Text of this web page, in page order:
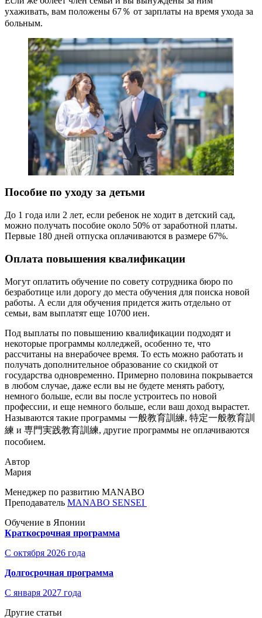
ухаживать, вам положены 67％ от зарплаты на время ухода за
больным.
Пособие по уходу за детьми
До 1 года или 2 лет, если ребенок не ходит в детский сад,
можно получать пособие около 50% от заработной платы.
Первые 180 дней отпуска оплачиваются в размере 67%.
Оплата повышения квалификации
Могут оплатить обучение по совету сотрудника бюро по
безработице или дорогу до места обучения для поиска новой
работы. А если для обучения придется жить отдельно от
семьи, вам выплатят еще 10700 иен.
Под выплаты по повышению квалификации подходят и
некоторые программы колледжей, особенно те, что
рассчитаны на внерабочее время. То есть можно работать и
получать дополнительное образование со скидкой от
государства одновременно. Примерно половина покрывается
в любом случае, даже если вы не будете менять работу,
немного больше, если вы после устроитесь по новой
профессии, и еще немного больше, если ваш доход вырастет.
Называются такие программы 一般教育訓練, 特定一般教育訓
練 и 専門実践教育訓練, другие программы не оплачиваются
пособием.
Автор
Мария
Менеджер по развитию MANABO
Преподаватель MANABO SENSEI
Обучение в Японии
Краткосрочная программа
С октября 2026 года
Долгосрочная программа
С января 2027 года
Другие статьи